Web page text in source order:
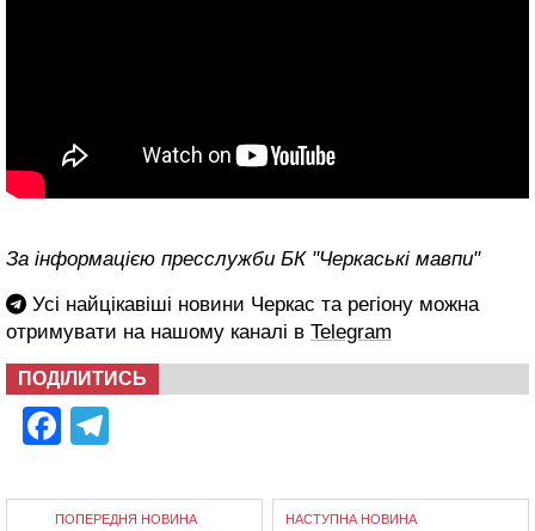
За інформацією пресслужби БК "Черкаські мавпи"
Усі найцікавіші новини Черкас та регіону можна
отримувати на нашому каналі в Telegram
ПОДІЛИТИСЬ
Facebook
ПОПЕРЕДНЯ НОВИНА НАСТУПНА НОВИНА